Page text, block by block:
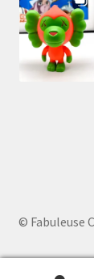
© Fabuleuse